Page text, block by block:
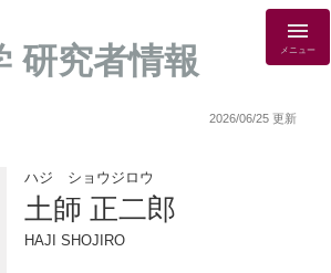
研究者情報 メニュー
2026/06/25 更新
ハジ ショウジロウ
土師 正二郎
HAJI SHOJIRO